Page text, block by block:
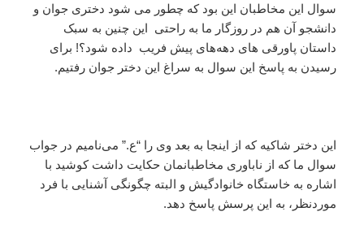
سوال این مخاطبان این بود که چطور می شود دختری جوان و
دانشجو آن هم در روزگار ما به راحتی این چنین به سبک
داستان پاورقی های دهه‌های پیش فریب داده شود؟! برای
رسیدن به پاسخ این سوال به سراغ این دختر جوان رفتیم.
این دختر شاکیه که از اینجا به بعد وی را “ع.” می‌نامیم در جواب
سوال ما که از ناباوری مخاطبانمان حکایت داشت کوشید با
اشاره به خاستگاه خانوادگیش و البته چگونگی آشنایی با فرد
موردنظر، به این پرسش پاسخ دهد.